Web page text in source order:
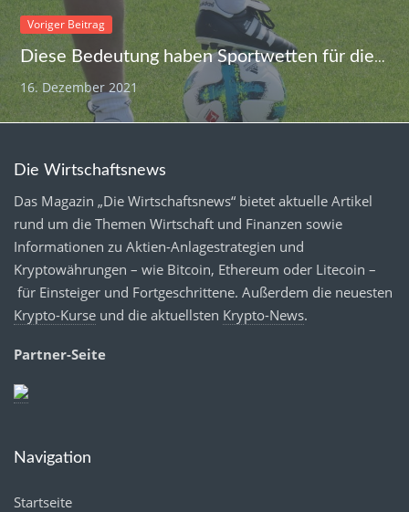
Voriger Beitrag
Diese Bedeutung haben Sportwetten für die Wirtschaft, den Sport und die Gesellschaft
16. Dezember 2021
Die Wirtschaftsnews
Das Magazin „Die Wirtschaftsnews“ bietet aktuelle Artikel
rund um die Themen Wirtschaft und Finanzen sowie
Informationen zu Aktien-Anlagestrategien und
Kryptowährungen – wie Bitcoin, Ethereum oder Litecoin –
für Einsteiger und Fortgeschrittene. Außerdem die neuesten
Krypto-Kurse und die aktuellsten Krypto-News.
Partner-Seite
Navigation
Startseite